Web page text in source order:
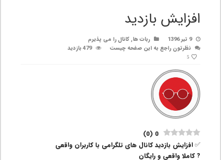
افزایش بازدید
9 تیر 1396 ربات ها,کانال را می پذیرم
نظرتون راجع به این صفحه چیست
479 بازدید
5
0
(
0
)
✅ افزایش بازدید کانال های تلگرامی با کاربران واقعی
? کاملا واقعی و رایگان